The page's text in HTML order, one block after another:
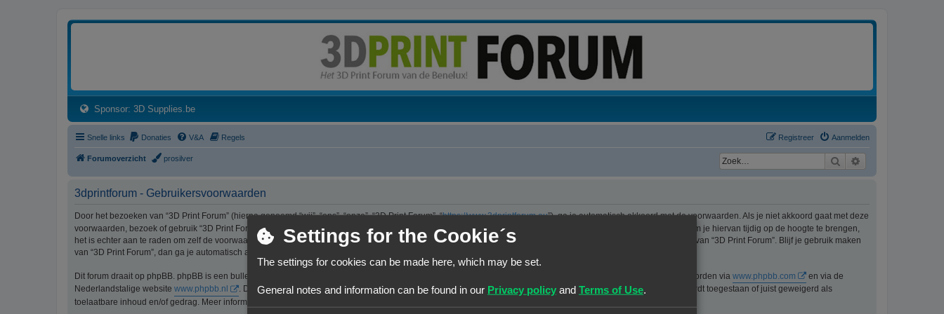
Sponsor: 3D Supplies.be(Opens a new tab)
Snelle links Donaties V&A Regels Aanmelden
Registreer
Forumoverzicht prosilver Zoek
3dprintforum - Gebruikersvoorwaarden
Door het bezoeken van “3D Print Forum” (hierna genoemd “wij”, “ons”, “onze”, “3D Print Forum”, “https://www.3dprintforum.eu”), ga je automatisch akkoord met de voorwaarden. Als je niet akkoord gaat met deze
voorwaarden, bezoek of gebruik “3D Print Forum” dan niet langer. We hebben het recht om de voorwaarden op ieder moment te wijzigen en zullen ons best doen om je hiervan tijdig op de hoogte te brengen,
het is echter aan te raden om zelf de voorwaarden regelmatig te controleren op wijzigingen. Ga je niet akkoord met deze wijzigingen, maak dan niet langer gebruik van “3D Print Forum”. Blijf je gebruik maken
van “3D Print Forum”, dan ga je automatisch akkoord met de wijzigingen en of toevoegingen.
Dit forum draait op phpBB. phpBB is een bulletinboardoplossing die is uitgebracht onder de “GNU General Public License v2” (hierna “GPL”) en kan gedownload worden via www.phpbb.com
en via de
Nederlandstalige website www.phpbb.nl
. De phpBB-software maakt internetgebaseerde discussies mogelijk. phpBB Limited is niet verantwoordelijk voor wat wordt toegestaan of juist geweigerd als
toelaatbare inhoud en/of gedrag. Meer informatie over phpBB kun je vinden op
Settings for the Cookie´s
The settings for cookies can be made here, which may be set.
General notes and information can be found in our Privacy policy and Terms of Use.